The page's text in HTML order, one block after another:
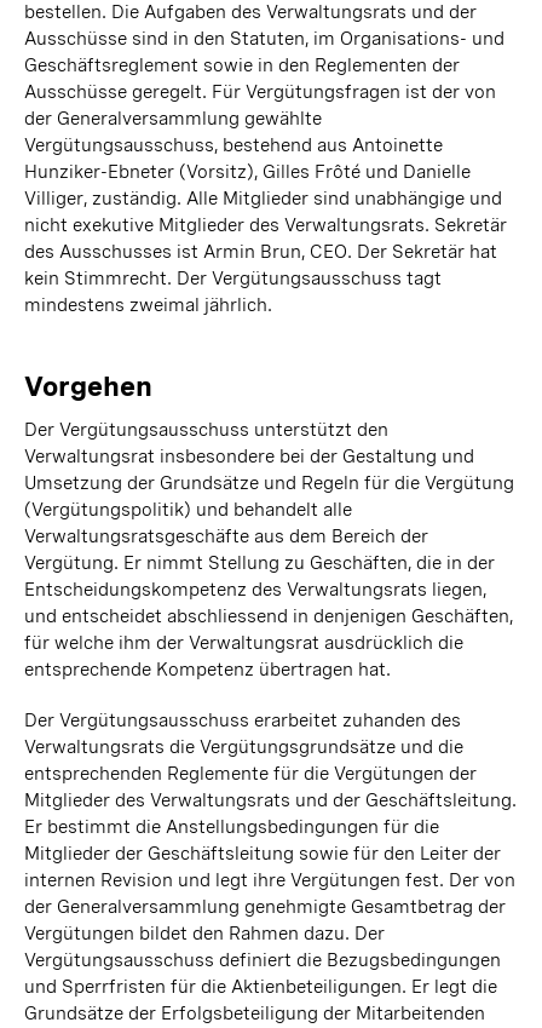
bestellen. Die Aufgaben des Verwaltungsrats und der
Ausschüsse sind in den Statuten, im Organisations- und
Geschäftsreglement sowie in den Reglementen der
Ausschüsse geregelt. Für Vergütungsfragen ist der von
der Generalversammlung gewählte
Vergütungsausschuss, bestehend aus Antoinette
Hunziker-Ebneter (Vorsitz), Gilles Frôté und Danielle
Villiger, zuständig. Alle Mitglieder sind unabhängige und
nicht exekutive Mitglieder des Verwaltungsrats. Sekretär
des Ausschusses ist Armin Brun, CEO. Der Sekretär hat
kein Stimmrecht. Der Vergütungsausschuss tagt
mindestens zweimal jährlich.
Vorgehen
Der Vergütungsausschuss unterstützt den
Verwaltungsrat insbesondere bei der Gestaltung und
Umsetzung der Grundsätze und Regeln für die Vergütung
(Vergütungspolitik) und behandelt alle
Verwaltungsratsgeschäfte aus dem Bereich der
Vergütung. Er nimmt Stellung zu Geschäften, die in der
Entscheidungskompetenz des Verwaltungsrats liegen,
und entscheidet abschliessend in denjenigen Geschäften,
für welche ihm der Verwaltungsrat ausdrücklich die
entsprechende Kompetenz übertragen hat.
Der Vergütungsausschuss erarbeitet zuhanden des
Verwaltungsrats die Vergütungsgrundsätze und die
entsprechenden Reglemente für die Vergütungen der
Mitglieder des Verwaltungsrats und der Geschäftsleitung.
Er bestimmt die Anstellungsbedingungen für die
Mitglieder der Geschäftsleitung sowie für den Leiter der
internen Revision und legt ihre Vergütungen fest. Der von
der Generalversammlung genehmigte Gesamtbetrag der
Vergütungen bildet den Rahmen dazu. Der
Vergütungsausschuss definiert die Bezugsbedingungen
und Sperrfristen für die Aktienbeteiligungen. Er legt die
Grundsätze der Erfolgsbeteiligung der Mitarbeitenden